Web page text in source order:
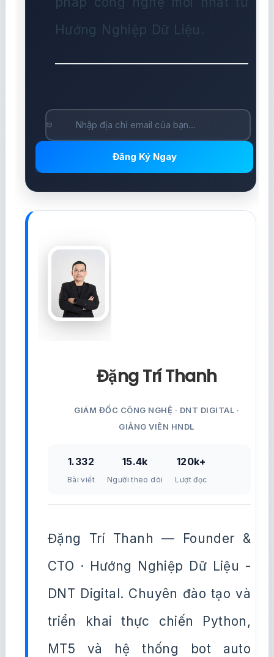
Hướng Nghiệp Dữ Liệu.
Đăng Ký Ngay
Đặng Trí Thanh
GIÁM ĐỐC CÔNG NGHỆ · DNT DIGITAL ·
GIẢNG VIÊN HNDL
1.332
Bài viết
15.4k
Người theo dõi
120k+
Lượt đọc
Đặng Trí Thanh — Founder &
CTO · Hướng Nghiệp Dữ Liệu -
DNT Digital. Chuyên đào tạo và
triển khai thực chiến Python,
MT5 và hệ thống bot auto